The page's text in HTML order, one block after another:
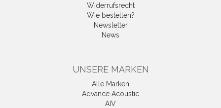
Widerrufsrecht
Wie bestellen?
Newsletter
News
UNSERE MARKEN
Alle Marken
Advance Acoustic
AIV